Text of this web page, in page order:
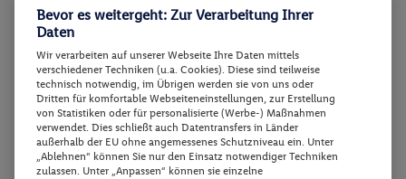
Veranstalter:DERTOUR Deutschland
GmbH
Weitere Informationen des
Veranstalters
12 weitere Angebote anzeigen
Bevor es weitergeht: Zur Verarbeitung Ihrer
Daten
Wir verarbeiten auf unserer Webseite Ihre Daten mittels
verschiedener Techniken (u.a. Cookies). Diese sind teilweise
technisch notwendig, im Übrigen werden sie von uns oder
Dritten für komfortable Webseiteneinstellungen, zur Erstellung
von Statistiken oder für personalisierte (Werbe-) Maßnahmen
verwendet. Dies schließt auch Datentransfers in Länder
außerhalb der EU ohne angemessenes Schutzniveau ein. Unter
„Ablehnen“ können Sie nur den Einsatz notwendiger Techniken
zulassen. Unter „Anpassen“ können sie einzelne